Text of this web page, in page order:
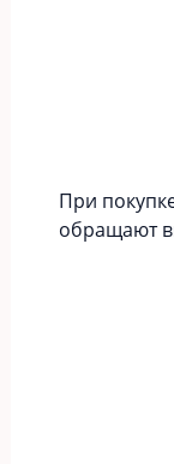
При
обращают